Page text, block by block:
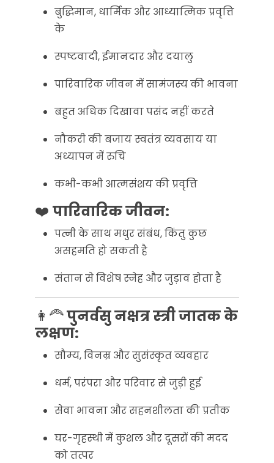
बुद्धिमान, धार्मिक और आध्यात्मिक प्रवृत्ति
के
स्पष्टवादी, ईमानदार और दयालु
पारिवारिक जीवन में सामंजस्य की भावना
बहुत अधिक दिखावा पसंद नहीं करते
नौकरी की बजाय स्वतंत्र व्यवसाय या
अध्यापन में रुचि
कभी-कभी आत्मसंशय की प्रवृत्ति
❤️ पारिवारिक जीवन:
पत्नी के साथ मधुर संबंध, किंतु कुछ
असहमति हो सकती है
संतान से विशेष स्नेह और जुड़ाव होता है
👩‍🦰पुनर्वसु नक्षत्र स्त्री जातक के
लक्षण:
सौम्य, विनम्र और सुसंस्कृत व्यवहार
धर्म, परंपरा और परिवार से जुड़ी हुई
सेवा भावना और सहनशीलता की प्रतीक
घर-गृहस्थी में कुशल और दूसरों की मदद
को तत्पर